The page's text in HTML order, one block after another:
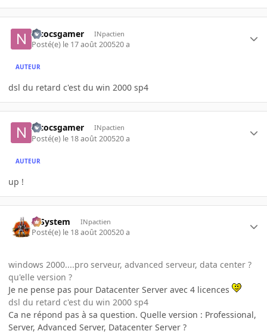
nicocsgamer INpactien
Posté(e) le 17 août 200520 a
AUTEUR
dsl du retard c'est du win 2000 sp4
nicocsgamer INpactien
Posté(e) le 18 août 200520 a
AUTEUR
up !
X-System INpactien
Posté(e) le 18 août 200520 a
windows 2000....pro serveur, advanced serveur, data center ?
qu'elle version ?
Je ne pense pas pour Datacenter Server avec 4 licences
dsl du retard c'est du win 2000 sp4
Ca ne répond pas à sa question. Quelle version : Professional,
Server, Advanced Server, Datacenter Server ?